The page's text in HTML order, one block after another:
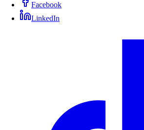
Facebook
LinkedIn